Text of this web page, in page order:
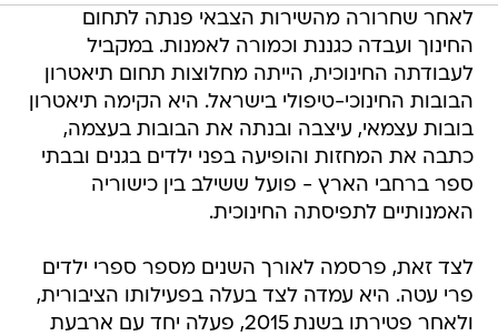
לאחר שחרורה מהשירות הצבאי פנתה לתחום
החינוך ועבדה כגננת וכמורה לאמנות. במקביל
לעבודתה החינוכית, הייתה מחלוצות תחום תיאטרון
הבובות החינוכי-טיפולי בישראל. היא הקימה תיאטרון
בובות עצמאי, עיצבה ובנתה את הבובות בעצמה,
כתבה את המחזות והופיעה בפני ילדים בגנים ובבתי
ספר ברחבי הארץ - פועל ששילב בין כישוריה
האמנותיים לתפיסתה החינוכית.
לצד זאת, פרסמה לאורך השנים מספר ספרי ילדים
פרי עטה. היא עמדה לצד בעלה בפעילותו הציבורית,
ולאחר פטירתו בשנת 2015, פעלה יחד עם ארבעת